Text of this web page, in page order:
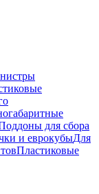
для сбора
и еврокубыДля
Пластиковые